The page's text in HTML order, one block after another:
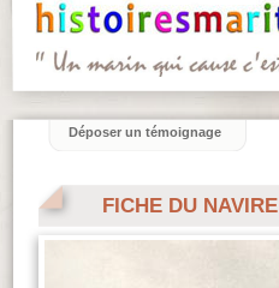
FICHE DU NAVIRE
Déposer un témoignage